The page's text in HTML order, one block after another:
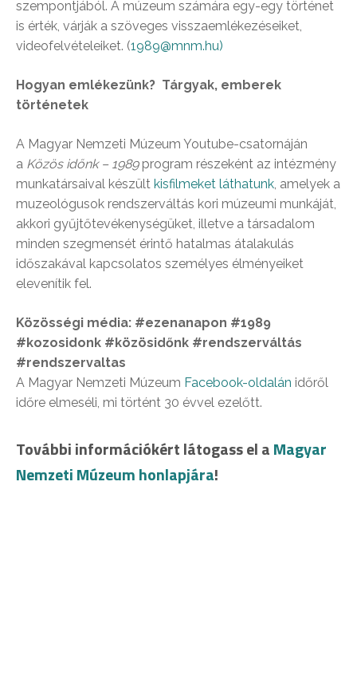
szempontjából. A múzeum számára egy-egy történet
is érték, várják a szöveges visszaemlékezéseiket,
videofelvételeiket. (1989@mnm.hu)
Hogyan emlékezünk? Tárgyak, emberek
történetek
A Magyar Nemzeti Múzeum Youtube-csatornáján
a Közös időnk – 1989program részeként az intézmény
munkatársaival készült kisfilmeket láthatunk, amelyek a
muzeológusok rendszerváltás kori múzeumi munkáját,
akkori gyűjtőtevékenységüket, illetve a társadalom
minden szegmensét érintő hatalmas átalakulás
időszakával kapcsolatos személyes élményeiket
elevenítik fel.
Közösségi média: #ezenanapon #1989
#kozosidonk #közösidőnk #rendszerváltás
#rendszervaltas
A Magyar Nemzeti Múzeum Facebook-oldalán időről
időre elmeséli, mi történt 30 évvel ezelőtt.
További információkért látogass el aMagyar
Nemzeti Múzeum honlapjára!